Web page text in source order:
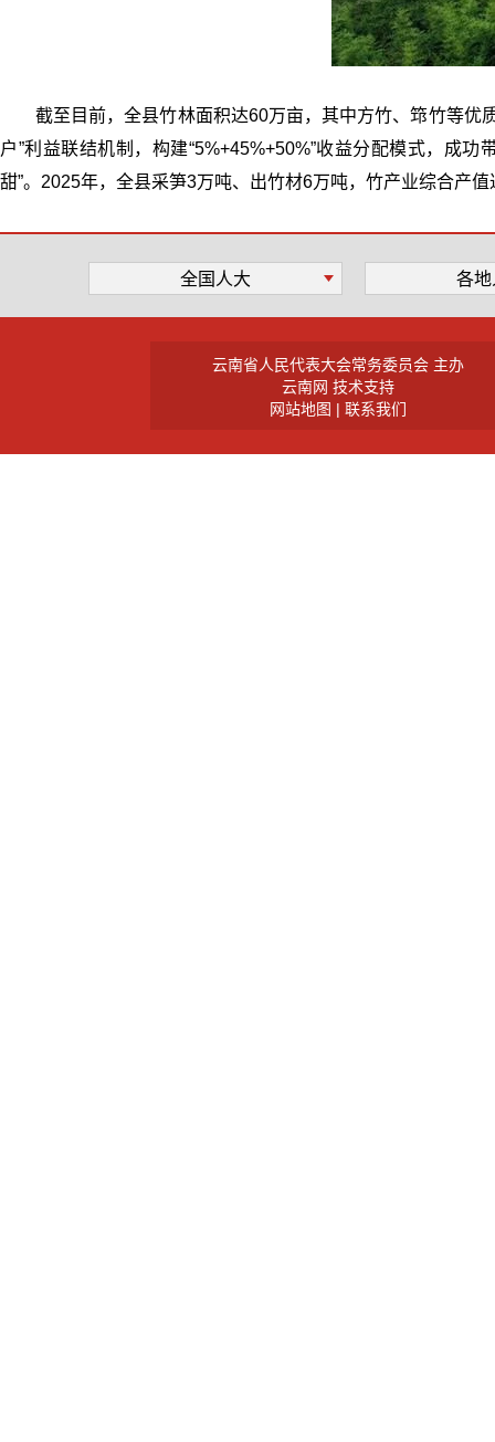
截至目前，全县竹林面积达60万亩，其中方竹、筇竹等优
户”利益联结机制，构建“5%+45%+50%”收益分配模式，成
甜”。2025年，全县采笋3万吨、出竹材6万吨，竹产业综合产
全国人大 各
云南省人民代表大会常务委员会 主办
云南网 技术支持
网站地图 | 联系我们